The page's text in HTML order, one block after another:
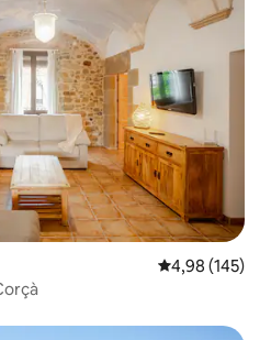
4,98 av 5 i
4,98 (145)